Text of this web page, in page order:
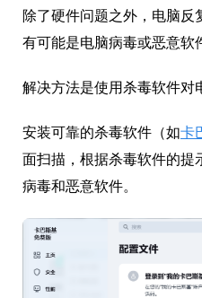
除了硬件问题之外，电脑
有可能是电脑病毒或恶意软
解决方法是使用杀毒软件对
安装可靠的杀毒软件（如卡
面扫描，根据杀毒软件的提
病毒和恶意软件。